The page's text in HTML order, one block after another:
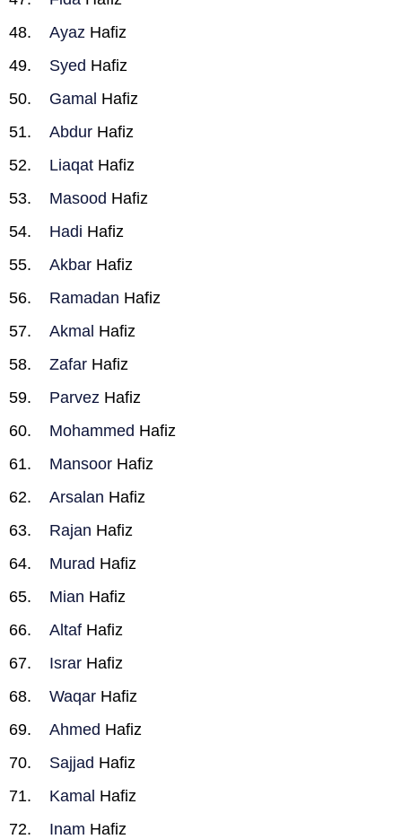
Ayaz Hafiz
Syed Hafiz
Gamal Hafiz
Abdur Hafiz
Liaqat Hafiz
Masood Hafiz
Hadi Hafiz
Akbar Hafiz
Ramadan Hafiz
Akmal Hafiz
Zafar Hafiz
Parvez Hafiz
Mohammed Hafiz
Mansoor Hafiz
Arsalan Hafiz
Rajan Hafiz
Murad Hafiz
Mian Hafiz
Altaf Hafiz
Israr Hafiz
Waqar Hafiz
Ahmed Hafiz
Sajjad Hafiz
Kamal Hafiz
Inam Hafiz